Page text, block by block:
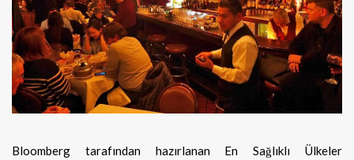
Bloomberg tarafından hazırlanan En Sağlıklı Ülkeler